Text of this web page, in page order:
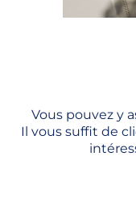
Vous pouvez y
Il vous suffit de